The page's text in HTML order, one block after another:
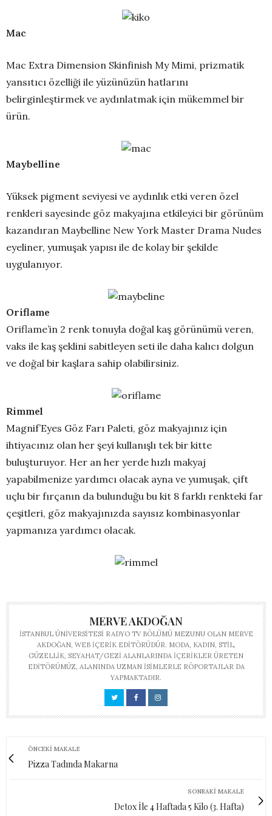
Mac
Mac Extra Dimension Skinfinish My Mimi, prizmatik
yansıtıcı özelliği ile yüzünüzün hatlarını
belirginleştirmek ve aydınlatmak için mükemmel bir
ürün.
Maybelline
Yüksek pigment seviyesi ve aydınlık etki veren özel
renkleri sayesinde göz makyajına etkileyici bir görünüm
kazandıran Maybelline New York Master Drama Nudes
eyeliner, yumuşak yapısı ile de kolay bir şekilde
uygulanıyor.
Oriflame
Oriflame’in 2 renk tonuyla doğal kaş görünümü veren,
vaks ile kaş şeklini sabitleyen seti ile daha kalıcı dolgun
ve doğal bir kaşlara sahip olabilirsiniz.
Rimmel
Magnif’Eyes Göz Farı Paleti, göz makyajınız için
ihtiyacınız olan her şeyi kullanışlı tek bir kitte
buluşturuyor. Her an her yerde hızlı makyaj
yapabilmenize yardımcı olacak ayna ve yumuşak, çift
uçlu bir fırçanın da bulunduğu bu kit 8 farklı renkteki far
çeşitleri, göz makyajınızda sayısız kombinasyonlar
yapmanıza yardımcı olacak.
MERVE AKDOĞAN
İSTANBUL ÜNIVERSITESI RADYO TV BÖLÜMÜ MEZUNU OLAN MERVE
AKDOĞAN, WEB IÇERIK EDITÖRÜDÜR. MODA, KADIN, STIL,
GÜZELLIK, SEYAHAT/GEZI ALANLARINDA IÇERIKLER ÜRETEN
EDITÖRÜMÜZ, ALANINDA UZMAN ISIMLERLE RÖPORTAJLAR DA
YAPMAKTADIR.
ÖNCEKI MAKALE
Pizza Tadında Makarna
SONRAKI MAKALE
Detox İle 4 Haftada 5 Kilo (3. Hafta)